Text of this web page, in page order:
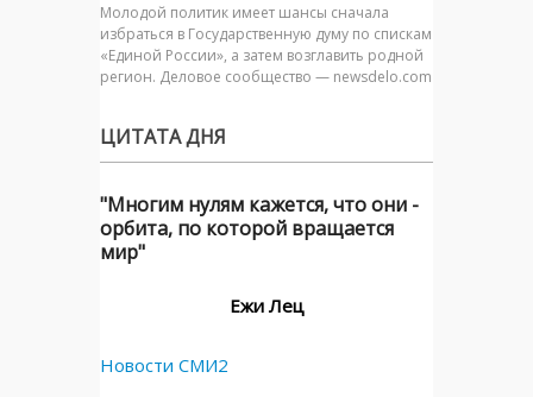
Молодой политик имеет шансы сначала
избраться в Государственную думу по спискам
«Единой России», а затем возглавить родной
регион. Деловое сообщество — newsdelo.com
ЦИТАТА ДНЯ
"Многим нулям кажется, что они -
орбита, по которой вращается
мир"
Ежи Лец
Новости СМИ2